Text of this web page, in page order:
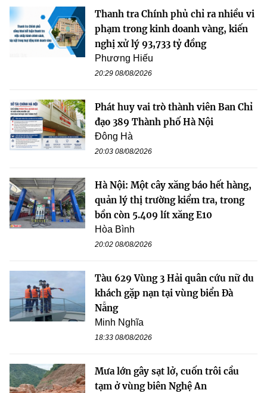
Thanh tra Chính phủ chỉ ra nhiều vi
phạm trong kinh doanh vàng, kiến
nghị xử lý 93,733 tỷ đồng
Phương Hiếu
20:29 08/08/2026
Phát huy vai trò thành viên Ban Chỉ
đạo 389 Thành phố Hà Nội
Đông Hà
20:03 08/08/2026
Hà Nội: Một cây xăng báo hết hàng,
quản lý thị trường kiểm tra, trong
bồn còn 5.409 lít xăng E10
Hòa Bình
20:02 08/08/2026
Tàu 629 Vùng 3 Hải quân cứu nữ du
khách gặp nạn tại vùng biển Đà
Nẵng
Minh Nghĩa
18:33 08/08/2026
Mưa lớn gây sạt lở, cuốn trôi cầu
tạm ở vùng biên Nghệ An